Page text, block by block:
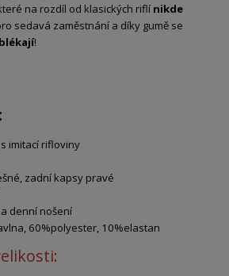
které na rozdíl od klasických riflí nikde
sedavá zaměstnání a díky gumě se
!
imitací rifloviny
zadní kapsy pravé
denní nošení
60%polyester, 10%elastan